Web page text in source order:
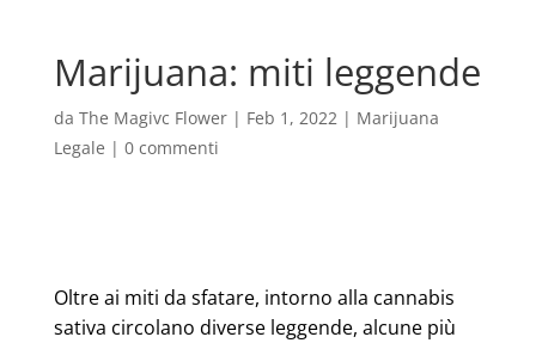
Marijuana: miti leggende
da The Magivc Flower| Feb 1, 2022| Marijuana
Legale | 0 commenti
Oltre ai miti da sfatare, intorno alla cannabis
sativa circolano diverse leggende, alcune più